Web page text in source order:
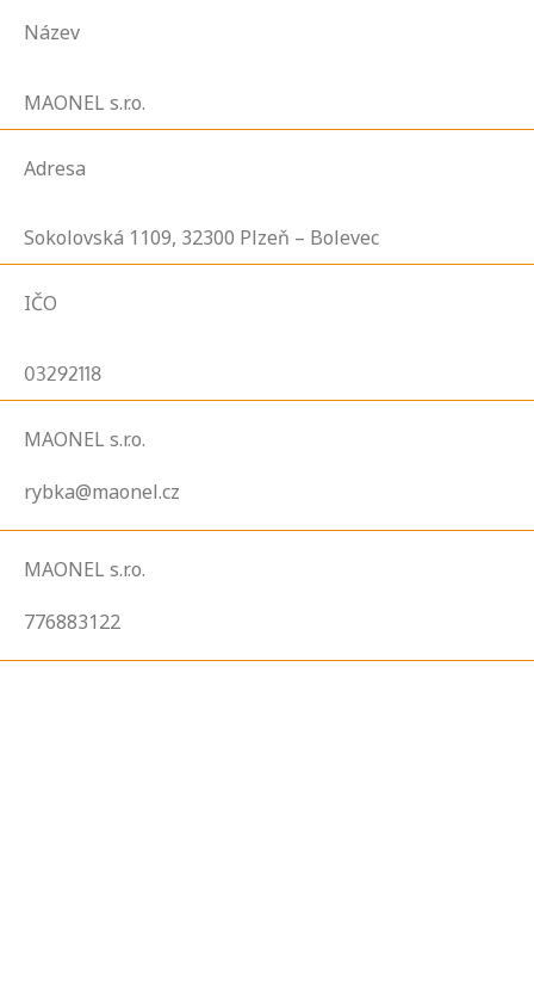
Název
MAONEL s.r.o.
Adresa
Sokolovská 1109, 32300 Plzeň – Bolevec
IČO
03292118
MAONEL s.r.o.
rybka@maonel.cz
MAONEL s.r.o.
776883122